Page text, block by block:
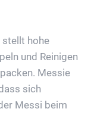
stellt hohe
und Reinigen
Messie
sich
Messi beim